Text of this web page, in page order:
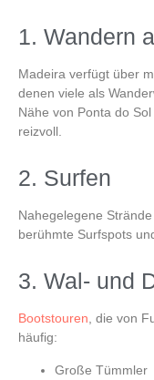
1. Wandern
Madeira verfügt über
denen viele als
Nähe von Ponta do Sol
reizvoll.
2. Surfen
Nahegelegene Strände
berühmte Surfspots
3. Wal- und
Bootstouren, die von
häufig:
Große Tümmler